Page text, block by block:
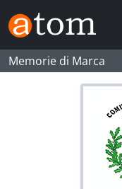
Skip to main content
Memorie di Marca